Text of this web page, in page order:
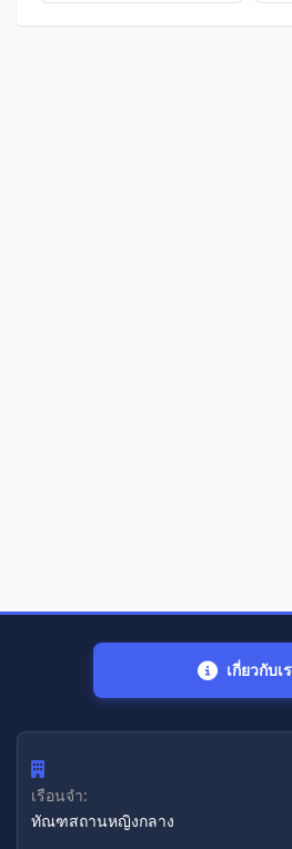
เกี่ยวกับเ
เรือนจำ:
ทัณฑสถานหญิงกลาง